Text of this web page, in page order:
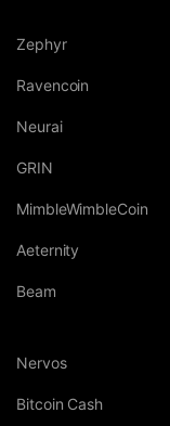
Zephyr
Ravencoin
Neurai
GRIN
MimbleWimbleCoin
Aeternity
Beam
Nervos
Bitcoin Cash